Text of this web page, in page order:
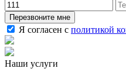
Перезвоните мне
Я согласен с политикой
Наши услуги